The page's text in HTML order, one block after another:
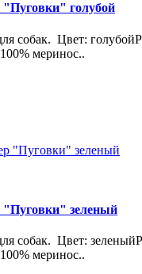
"Пуговки" голубой
собак. Цвет:
меринос..
"Пуговки" зеленый
собак. Цвет:
меринос..